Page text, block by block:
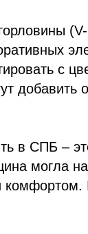
с
добавить
в СПБ –
могла